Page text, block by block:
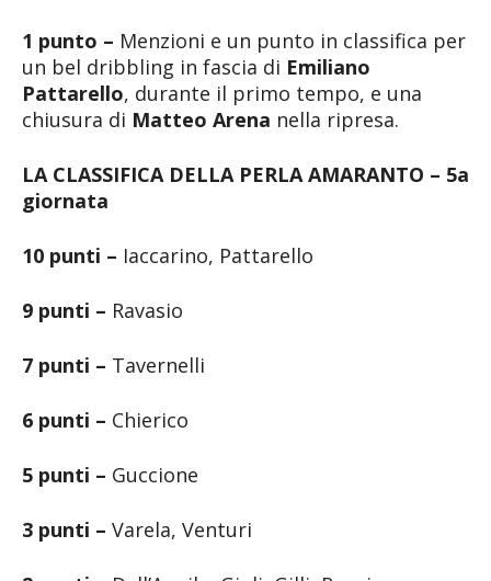
1 punto – Menzioni e un punto in classifica per
un bel dribbling in fascia di Emiliano
Pattarello, durante il primo tempo, e una
chiusura di Matteo Arena nella ripresa.
LA CLASSIFICA DELLA PERLA AMARANTO – 5a
giornata
10 punti – Iaccarino, Pattarello
9 punti – Ravasio
7 punti – Tavernelli
6 punti – Chierico
5 punti – Guccione
3 punti – Varela, Venturi